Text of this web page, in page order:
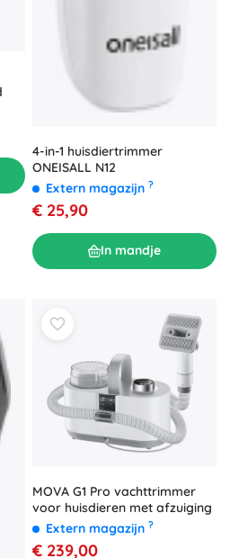
4-in-1 huisdiertrimmer
ONEISALL N12
Extern magazijn ?
€ 25,90
In mandje
MOVA G1 Pro vachttrimmer
voor huisdieren met afzuiging
Extern magazijn ?
€ 239,00